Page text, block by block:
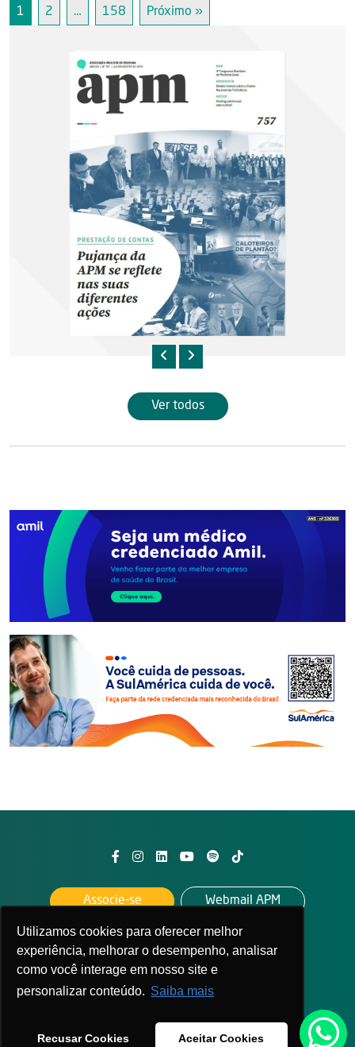
Utilizamos cookies para oferecer melhor
experiência, melhorar o desempenho, analisar
como você interage em nosso site e
personalizar conteúdo. Saiba mais
Recusar Cookies Aceitar Cookies
1 2 … 158 Próximo »
Ver todos
APM - Associação Paulista de Medicina
Política de privacidade
Federada da
Associe-se Webmail APM